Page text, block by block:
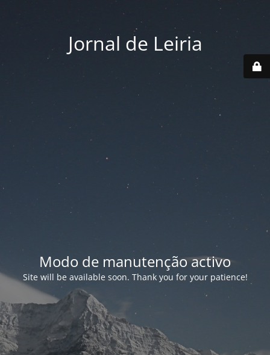
Jornal de Leiria
Modo de manutenção activo
Site will be available soon. Thank you for your patience!